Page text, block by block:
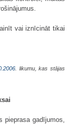
vai iznīcināt tikai
. likumu, kas stājas
pieprasa gadījumos,